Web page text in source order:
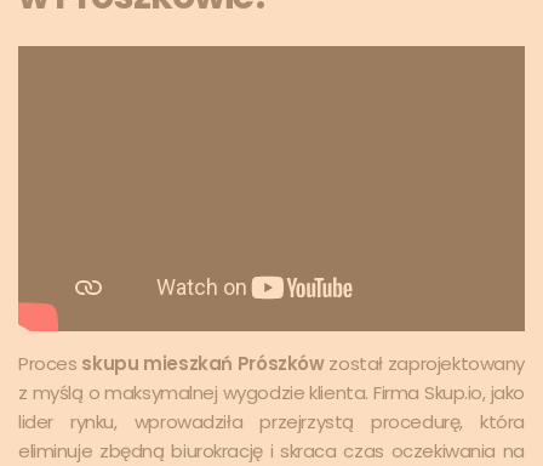
Proces skupu mieszkań Prószkówzostał zaprojektowany
z myślą o maksymalnej wygodzie klienta. Firma Skup.io, jako
lider rynku, wprowadziła przejrzystą procedurę, która
eliminuje zbędną biurokrację i skraca czas oczekiwania na